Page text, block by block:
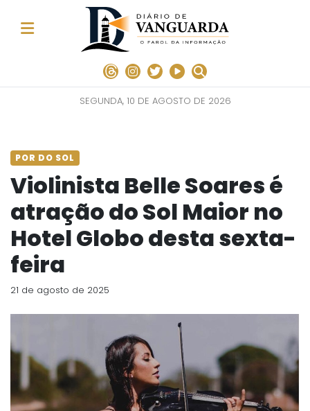
SEGUNDA, 10 DE AGOSTO DE 2026
POR DO SOL
Violinista Belle Soares é
atração do Sol Maior no
Hotel Globo desta sexta-
feira
21 de agosto de 2025